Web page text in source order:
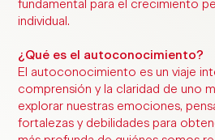
fundamental para el crecimiento
individual.
¿Qué es el autoconocimiento?
El autoconocimiento es un viaje
comprensión y la claridad de uno
explorar nuestras emociones,
fortalezas y debilidades para